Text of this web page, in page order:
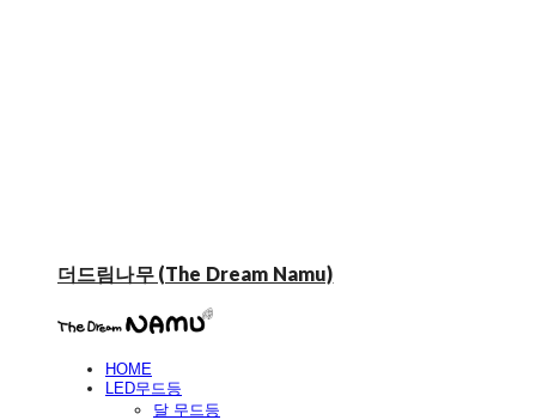
더드림나무 (The Dream Namu)
HOME
LED무드등
달 무드등